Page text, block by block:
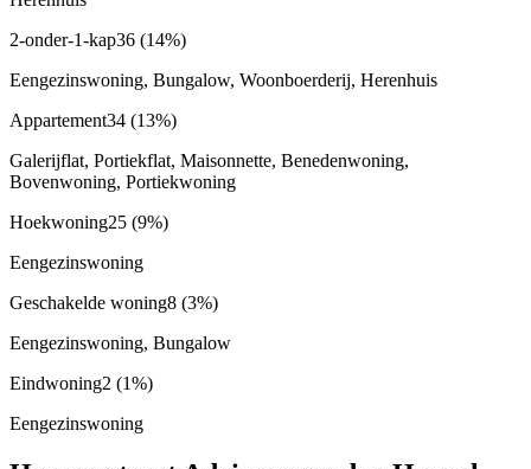
2-onder-1-kap36 (14%)
Eengezinswoning, Bungalow, Woonboerderij, Herenhuis
Appartement34 (13%)
Galerijflat, Portiekflat, Maisonnette, Benedenwoning,
Bovenwoning, Portiekwoning
Hoekwoning25 (9%)
Eengezinswoning
Geschakelde woning8 (3%)
Eengezinswoning, Bungalow
Eindwoning2 (1%)
Eengezinswoning